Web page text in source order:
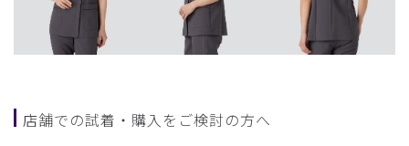
店舗での試着・購入をご検討の方へ